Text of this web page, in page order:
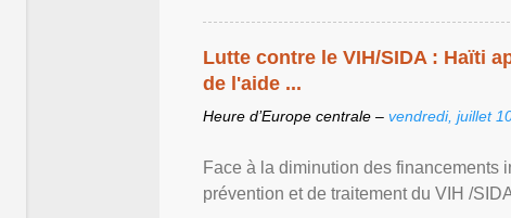
Lutte contre le VIH/SIDA : Haïti
de l'aide ...
Heure d’Europe centrale – vendredi, juillet
Face à la diminution des financements
prévention et de traitement du VIH /